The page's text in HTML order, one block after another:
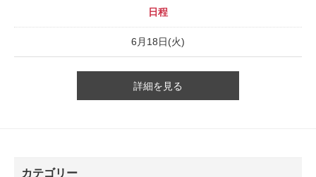
日程
6月18日(火)
詳細を見る
カテゴリー